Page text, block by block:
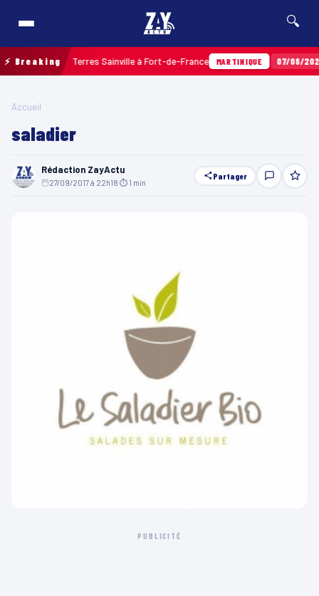
🔍
⚡ Breaking
balles aux Terres Sainville à Fort-de-France MARTINIQUE 07/08/2026
Accueil
saladier
Rédaction ZayActu
27/09/2017 à 22h18 ⏱ 1 min
Partager
PUBLICITÉ